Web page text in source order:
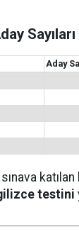
Sayıları
Aday
testini